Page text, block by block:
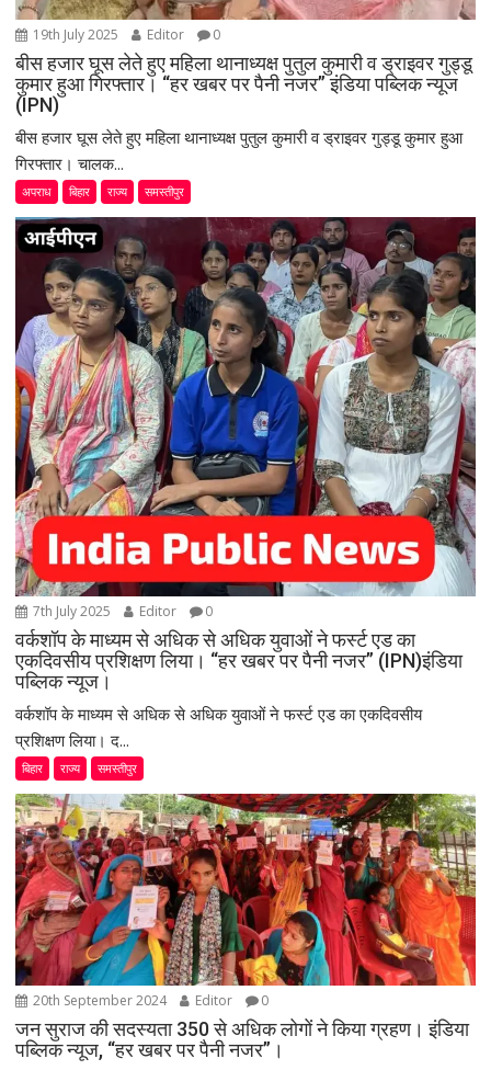
19th July 2025 Editor 0
बीस हजार घूस लेते हुए महिला थानाध्यक्ष पुतुल कुमारी व ड्राइवर गुड्डू
कुमार हुआ गिरफ्तार। “हर खबर पर पैनी नजर” इंडिया पब्लिक न्यूज
(IPN)
बीस हजार घूस लेते हुए महिला थानाध्यक्ष पुतुल कुमारी व ड्राइवर गुड्डू कुमार हुआ
गिरफ्तार। चालक...
अपराध बिहार राज्य समस्तीपुर
7th July 2025 Editor 0
वर्कशॉप के माध्यम से अधिक से अधिक युवाओं ने फर्स्ट एड का
एकदिवसीय प्रशिक्षण लिया। “हर खबर पर पैनी नजर” (IPN)इंडिया
पब्लिक न्यूज।
वर्कशॉप के माध्यम से अधिक से अधिक युवाओं ने फर्स्ट एड का एकदिवसीय
प्रशिक्षण लिया। द...
बिहार राज्य समस्तीपुर
20th September 2024 Editor 0
जन सुराज की सदस्यता 350 से अधिक लोगों ने किया ग्रहण। इंडिया
पब्लिक न्यूज, “हर खबर पर पैनी नजर”।